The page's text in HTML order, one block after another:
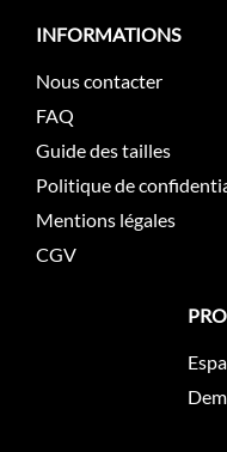
INFORMATIONS
Nous contacter
FAQ
Guide des tailles
Politique de
Mentions légales
CGV